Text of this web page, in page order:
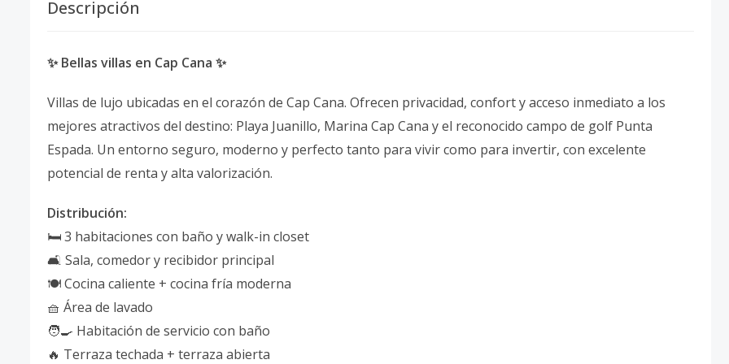
Descripción
✨ Bellas villas en Cap Cana ✨
Villas de lujo ubicadas en el corazón de Cap Cana. Ofrecen privacidad, confort y acceso inmediato a los
mejores atractivos del destino: Playa Juanillo, Marina Cap Cana y el reconocido campo de golf Punta
Espada. Un entorno seguro, moderno y perfecto tanto para vivir como para invertir, con excelente
potencial de renta y alta valorización.
Distribución:
🛏️ 3 habitaciones con baño y walk-in closet
🛋️ Sala, comedor y recibidor principal
🍽️ Cocina caliente + cocina fría moderna
🧺 Área de lavado
🧑‍🍳 Habitación de servicio con baño
🔥 Terraza techada + terraza abierta